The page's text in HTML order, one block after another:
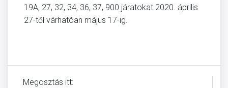
19A, 27, 32, 34, 36, 37, 900 járatokat 2020. április
27-től várhatóan május 17-ig.
Megosztás itt: